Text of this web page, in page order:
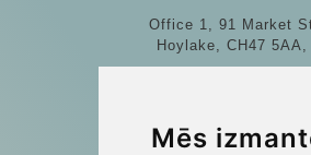
Mēs
Office 1, 91 Market
Hoylake, CH47 5AA,